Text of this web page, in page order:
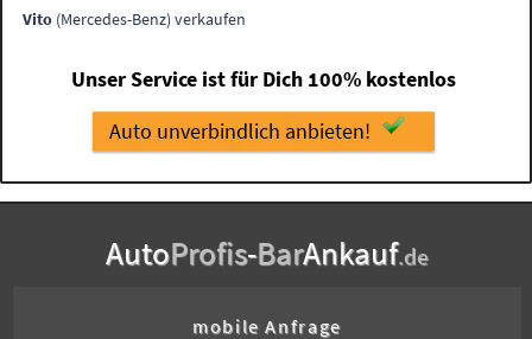
Vito (Mercedes-Benz) verkaufen
Unser Service ist für Dich 100% kostenlos
Auto unverbindlich anbieten!
AutoProfis-BarAnkauf.de
mobile Anfrage